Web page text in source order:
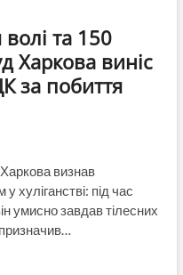
та 150
Харкова виніс
за побиття
визнав
хуліганстві: під час
умисно завдав тілесних